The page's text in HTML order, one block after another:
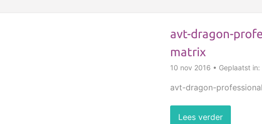
avt-dragon-
matrix
10 nov 2016 • Geplaatst in:
avt-dragon-
Lees verder